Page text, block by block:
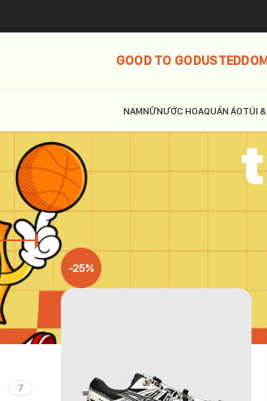
GOOD TO GODUSTED
NAMNỮNƯỚC HOAQUẦN ÁOTÚI
LỌC
7
Trang chủ Sản phẩm được gắn thẻ
-25%